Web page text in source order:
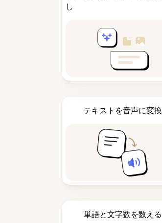
し
テキストを音声に変換
単語と文字数を数える